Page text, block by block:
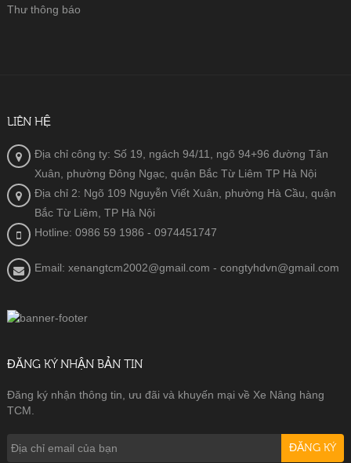
Thư thông báo
LIÊN HỆ
Địa chỉ công ty: Số 19, ngách 94/11, ngõ 94+96 đường Tân
Xuân, phường Đông Ngạc, quận Bắc Từ Liêm TP Hà Nội
Địa chỉ 2: Ngõ 109 Nguyễn Viết Xuân, phường Hà Cầu, quận
Bắc Từ Liêm, TP Hà Nội
Hotline: 0986 59 1986 - 0974451747
Email: xenangtcm2002@gmail.com - congtyhdvn@gmail.com
ĐĂNG KÝ NHẬN BẢN TIN
Đăng ký nhận thông tin, ưu đãi và khuyến mại về Xe Nâng hàng
TCM.
ĐĂNG KÝ